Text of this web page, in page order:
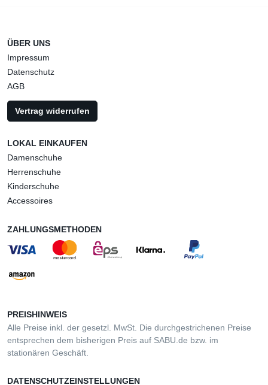
ÜBER UNS
Impressum
Datenschutz
AGB
Vertrag widerrufen
LOKAL EINKAUFEN
Damenschuhe
Herrenschuhe
Kinderschuhe
Accessoires
ZAHLUNGSMETHODEN
PREISHINWEIS
Alle Preise inkl. der gesetzl. MwSt. Die durchgestrichenen Preise
entsprechen dem bisherigen Preis auf SABU.de bzw. im
stationären Geschäft.
DATENSCHUTZEINSTELLUNGEN